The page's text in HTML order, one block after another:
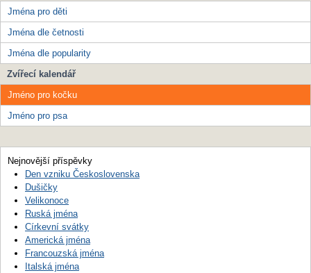
Jména pro děti
Jména dle četnosti
Jména dle popularity
Zvířecí kalendář
Jméno pro kočku
Jméno pro psa
Nejnovější příspěvky
Den vzniku Československa
Dušičky
Velikonoce
Ruská jména
Církevní svátky
Americká jména
Francouzská jména
Italská jména